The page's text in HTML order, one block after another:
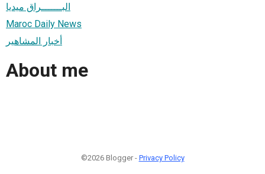
البـــــــراق ميديا
Maroc Daily News
أخبار المشاهير
About me
©2026 Blogger - Privacy Policy